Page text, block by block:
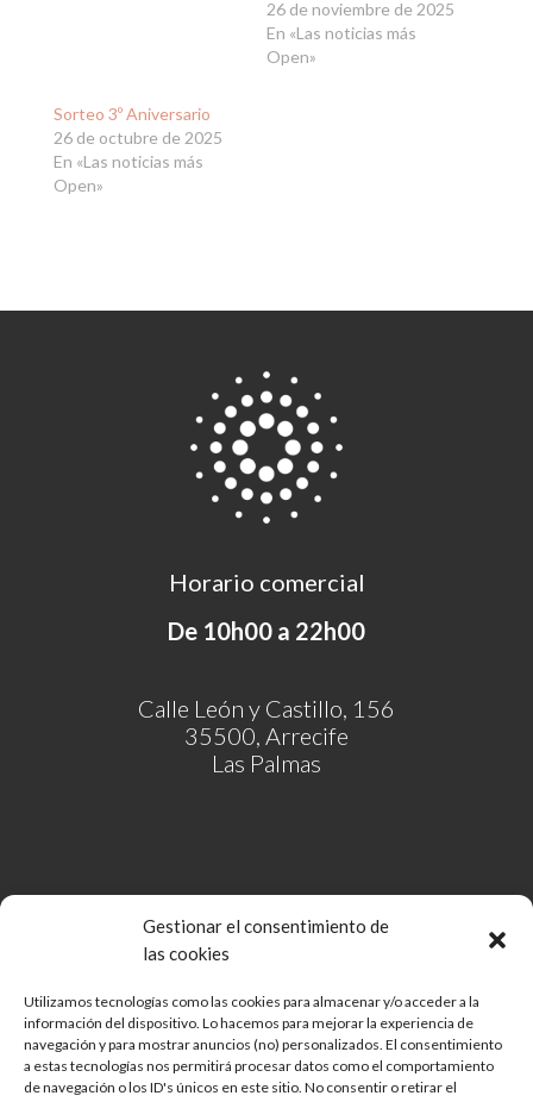
Gestionar el consentimiento de
las cookies
Utilizamos tecnologías como las cookies para almacenar y/o acceder a la
información del dispositivo. Lo hacemos para mejorar la experiencia de
navegación y para mostrar anuncios (no) personalizados. El consentimiento
a estas tecnologías nos permitirá procesar datos como el comportamiento
de navegación o los ID's únicos en este sitio. No consentir o retirar el
26 de noviembre de 2025
En «Las noticias más
Open»
Sorteo 3º Aniversario
26 de octubre de 2025
En «Las noticias más
Open»
Horario comercial
De 10h00 a 22h00
Calle León y Castillo, 156
35500, Arrecife
Las Palmas
Comunidad de Bienes Open Mall Lanzarote CB
Aviso legal
Política de cookies